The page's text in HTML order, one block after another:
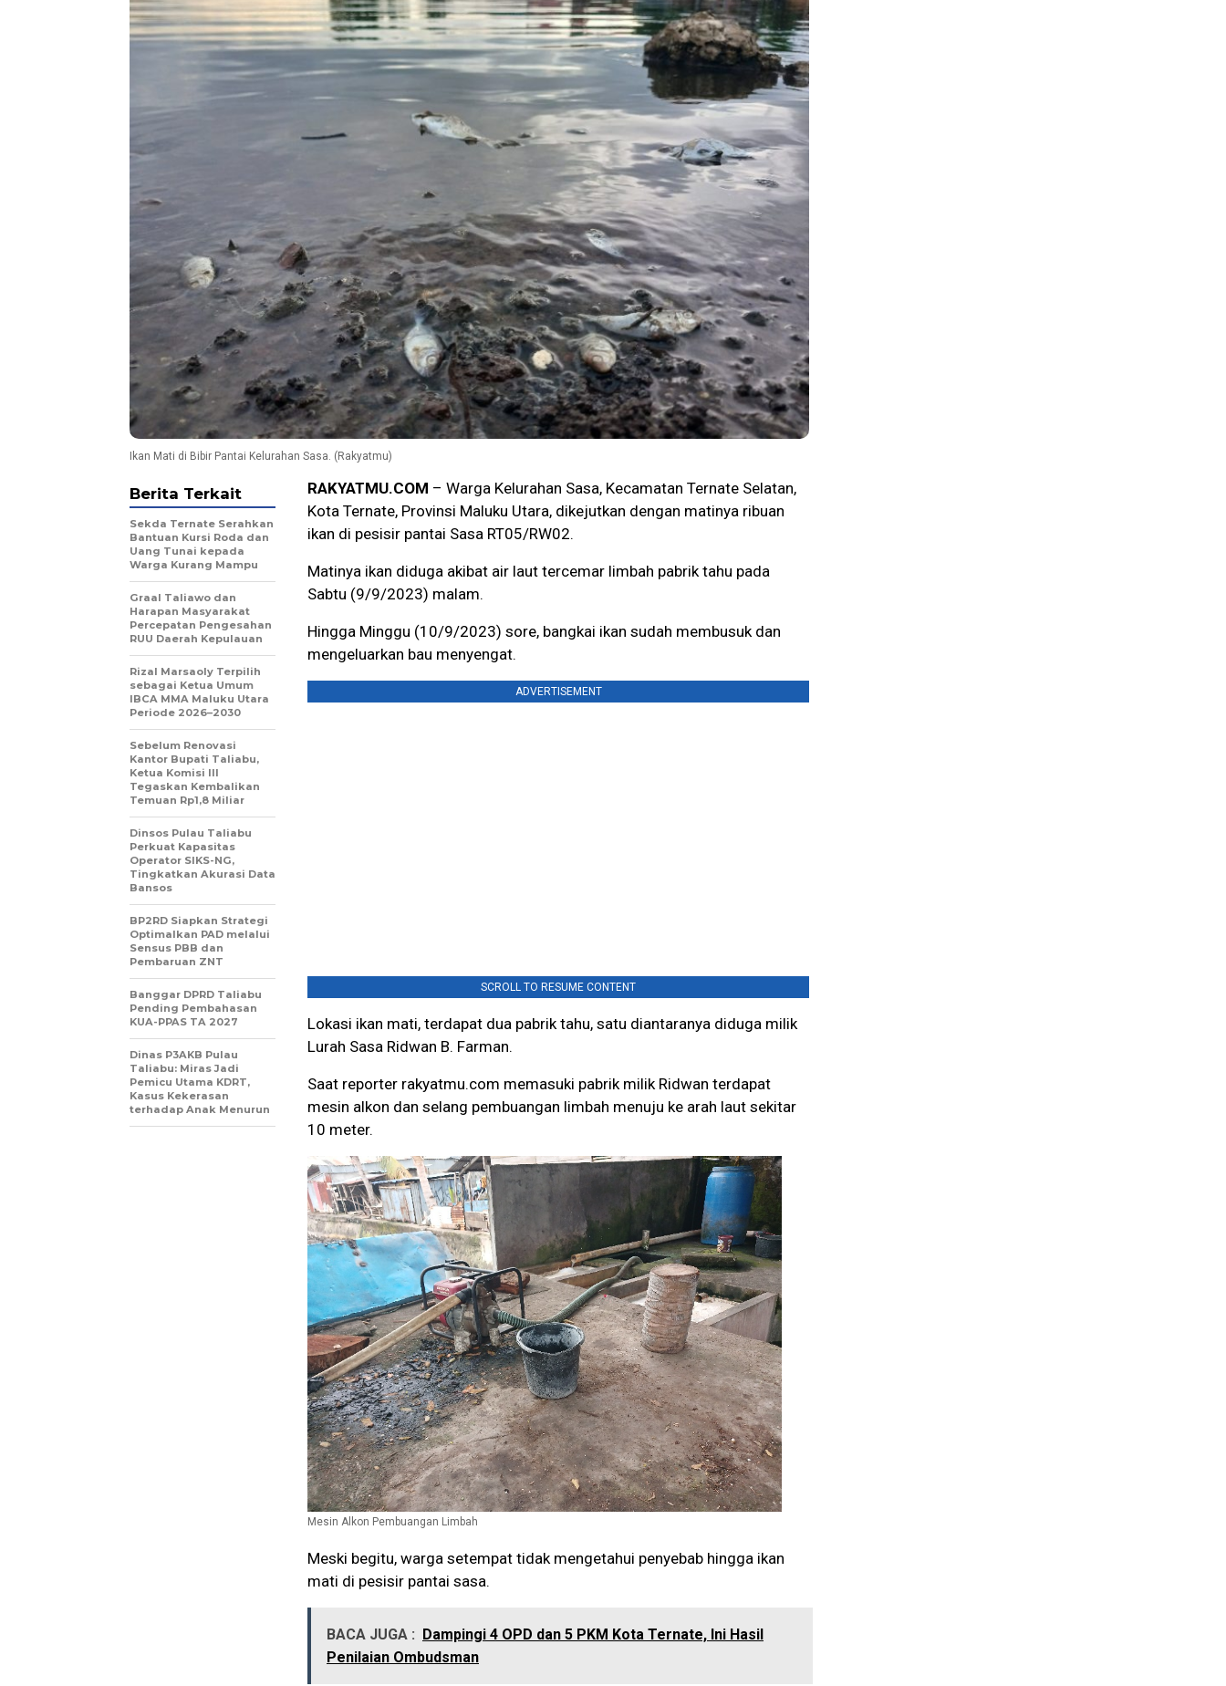
Ikan Mati di Bibir Pantai Kelurahan Sasa. (Rakyatmu)
RAKYATMU.COM – Warga Kelurahan Sasa, Kecamatan Ternate Selatan,
Kota Ternate, Provinsi Maluku Utara, dikejutkan dengan matinya ribuan
ikan di pesisir pantai Sasa RT05/RW02.
Matinya ikan diduga akibat air laut tercemar limbah pabrik tahu pada
Sabtu (9/9/2023) malam.
Hingga Minggu (10/9/2023) sore, bangkai ikan sudah membusuk dan
mengeluarkan bau menyengat.
ADVERTISEMENT
SCROLL TO RESUME CONTENT
Lokasi ikan mati, terdapat dua pabrik tahu, satu diantaranya diduga milik
Lurah Sasa Ridwan B. Farman.
Saat reporter rakyatmu.com memasuki pabrik milik Ridwan terdapat
mesin alkon dan selang pembuangan limbah menuju ke arah laut sekitar
10 meter.
Mesin Alkon Pembuangan Limbah
Meski begitu, warga setempat tidak mengetahui penyebab hingga ikan
mati di pesisir pantai sasa.
BACA JUGA : Dampingi 4 OPD dan 5 PKM Kota Ternate, Ini Hasil
Penilaian Ombudsman
Berita Terkait
Sekda Ternate Serahkan
Bantuan Kursi Roda dan
Uang Tunai kepada
Warga Kurang Mampu
Graal Taliawo dan
Harapan Masyarakat
Percepatan Pengesahan
RUU Daerah Kepulauan
Rizal Marsaoly Terpilih
sebagai Ketua Umum
IBCA MMA Maluku Utara
Periode 2026–2030
Sebelum Renovasi
Kantor Bupati Taliabu,
Ketua Komisi III
Tegaskan Kembalikan
Temuan Rp1,8 Miliar
Dinsos Pulau Taliabu
Perkuat Kapasitas
Operator SIKS-NG,
Tingkatkan Akurasi Data
Bansos
BP2RD Siapkan Strategi
Optimalkan PAD melalui
Sensus PBB dan
Pembaruan ZNT
Banggar DPRD Taliabu
Pending Pembahasan
KUA-PPAS TA 2027
Dinas P3AKB Pulau
Taliabu: Miras Jadi
Pemicu Utama KDRT,
Kasus Kekerasan
terhadap Anak Menurun